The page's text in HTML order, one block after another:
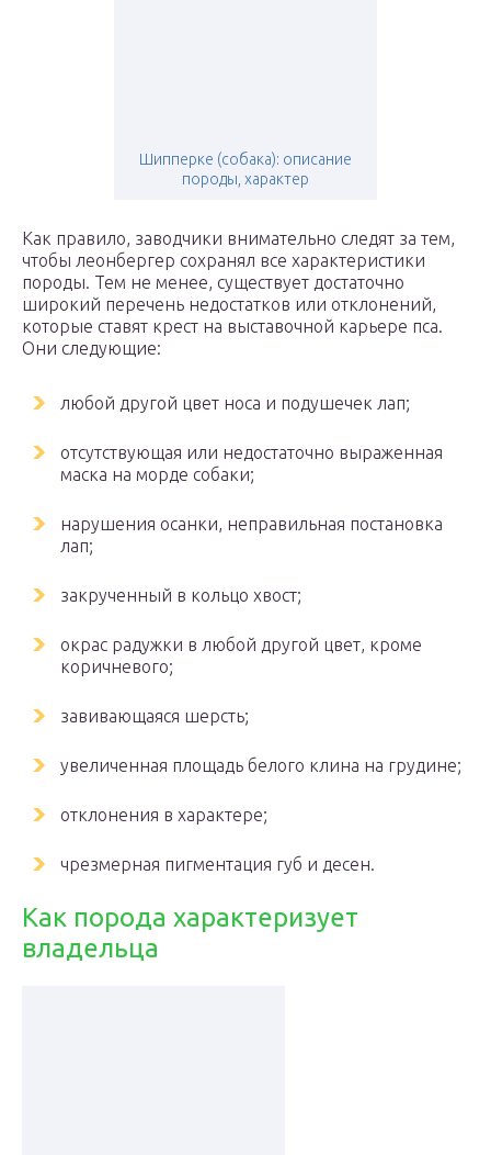
Шипперке (собака): описание
породы, характер
Как правило, заводчики внимательно следят за тем,
чтобы леонбергер сохранял все характеристики
породы. Тем не менее, существует достаточно
широкий перечень недостатков или отклонений,
которые ставят крест на выставочной карьере пса.
Они следующие:
любой другой цвет носа и подушечек лап;
отсутствующая или недостаточно выраженная
маска на морде собаки;
нарушения осанки, неправильная постановка
лап;
закрученный в кольцо хвост;
окрас радужки в любой другой цвет, кроме
коричневого;
завивающаяся шерсть;
увеличенная площадь белого клина на грудине;
отклонения в характере;
чрезмерная пигментация губ и десен.
Как порода характеризует
владельца